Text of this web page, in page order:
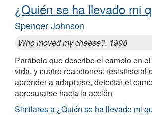
¿Quién se ha llevado mi
Spencer Johnson
Who moved my cheese?, 1998
Parábola que describe el cambio en
vida, y cuatro reacciones: resistirse al
aprender a adaptarse, detectar el
apresurarse hacia la acción
Similares a ¿Quién se ha llevado mi